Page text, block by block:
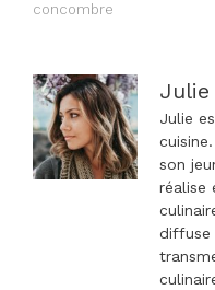
concombre
Julie
Julie
son
réalise
diffuse